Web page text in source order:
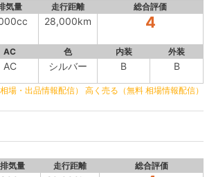
気量 走行距離 総合評価
28,000km 4
AC 色 内装 外装
AC シルバー B B
場・出品情報配信） 高く売る（無料 相場情報配信）
排気量 走行距離 総合評価